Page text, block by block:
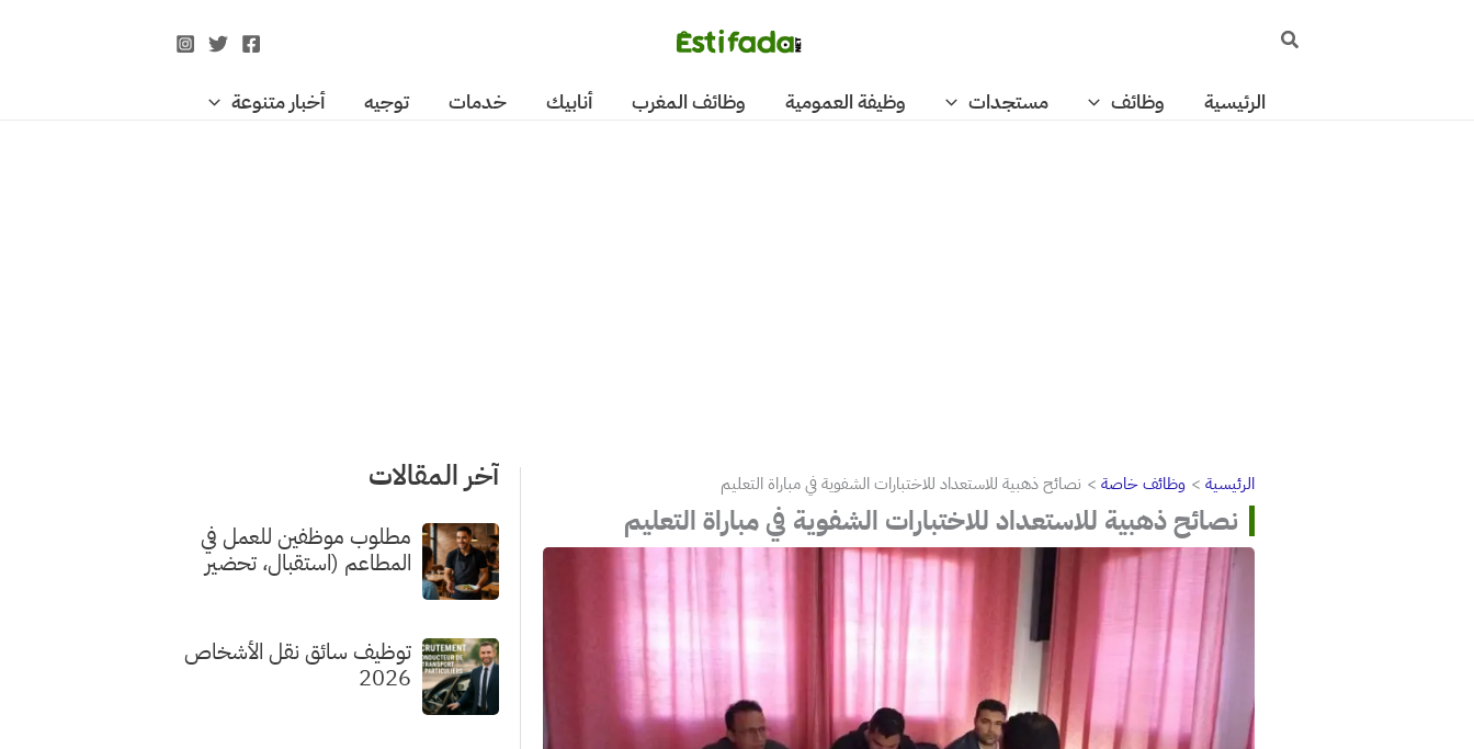
البحث
الرئيسية وظائف مستجدات وظيفة العمومية وظائف المغرب أنابيك خدمات توجيه أخبار متنوعة
الرئيسية وظائف خاصة نصائح ذهبية للاستعداد للاختبارات الشفوية في مباراة التعليم
نصائح ذهبية للاستعداد للاختبارات الشفوية في مباراة التعليم
آخر المقالات
مطلوب موظفين للعمل في
المطاعم (استقبال، تحضير
توظيف سائق نقل الأشخاص
2026